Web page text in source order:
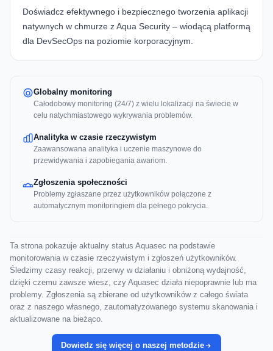
Doświadcz efektywnego i bezpiecznego tworzenia aplikacji
natywnych w chmurze zAqua Security – wiodącą platformą
dla DevSecOps na poziomie korporacyjnym.
Globalny monitoring
Całodobowy monitoring (24/7) z wielu lokalizacji na świecie w
celu natychmiastowego wykrywania problemów.
Analityka w czasie rzeczywistym
Zaawansowana analityka i uczenie maszynowe do
przewidywania i zapobiegania awariom.
Zgłoszenia społeczności
Problemy zgłaszane przez użytkowników połączone z
automatycznym monitoringiem dla pełnego pokrycia.
Ta strona pokazuje aktualny status Aquasec na podstawie
monitorowania w czasie rzeczywistym i zgłoszeń użytkowników.
Śledzimy czasy reakcji, przerwy w działaniu i obniżoną wydajność,
dzięki czemu zawsze wiesz, czy Aquasec działa niepoprawnie lub ma
problemy. Zgłoszenia są zbierane od użytkowników z całego świata
oraz z naszego własnego, zautomatyzowanego systemu skanowania i
aktualizowane na bieżąco.
Dowiedz się więcej o naszej metodzie